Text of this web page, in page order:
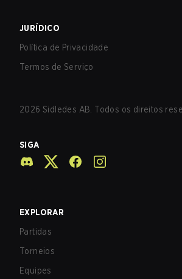
JURÍDICO
Política de Privacidade
Termos de Serviço
2026 Sidledes AB. Todos os direitos
SIGA
EXPLORAR
Partidas
Torneios
Equipes